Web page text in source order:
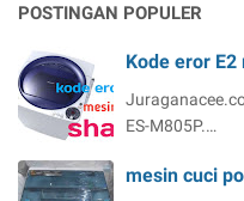
POSTINGAN POPULER
Kode eror
ES-M805P.…
mesin cuci